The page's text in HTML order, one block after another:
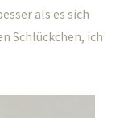
als es sich
Schlückchen, ich